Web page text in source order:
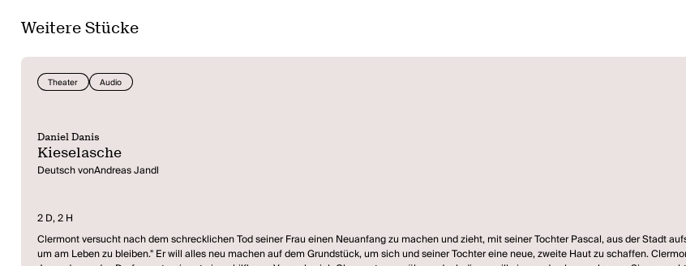
Weitere Stücke
Theater Audio
Daniel Danis
Kieselasche
Deutsch vonAndreas Jandl
2 D, 2 H
Clermont versucht nach dem schrecklichen Tod seiner Frau einen Neuanfang zu machen und zieht, mit seiner Tochter Pascal, aus der Stadt
um am Leben zu bleiben." Er will alles neu machen auf dem Grundstück, um sich und seiner Tochter eine neue, zweite Haut zu schaffen.